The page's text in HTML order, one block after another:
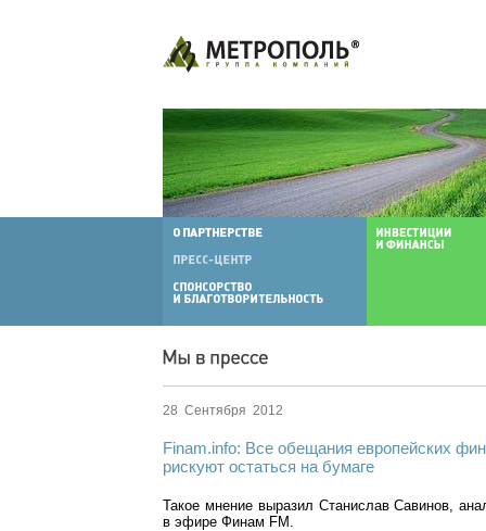
28 Сентября 2012
Finam.info: Все обещания европейских
рискуют остаться на бумаге
Такое мнение выразил Станислав Савинов,
в эфире Финам FM.